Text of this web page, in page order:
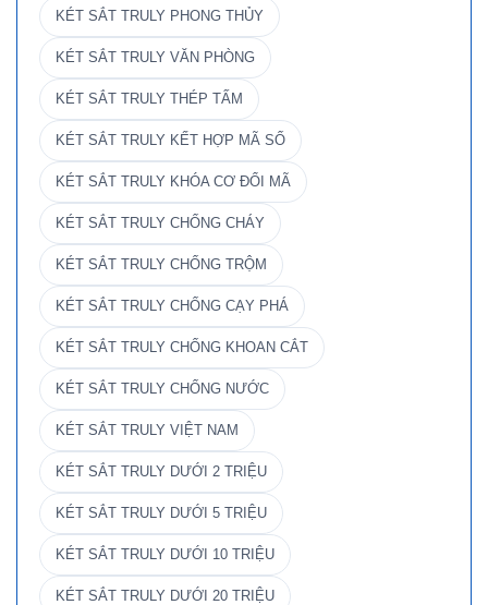
KÉT SẮT TRULY PHONG THỦY
KÉT SẮT TRULY VĂN PHÒNG
KÉT SẮT TRULY THÉP TẤM
KÉT SẮT TRULY KẾT HỢP MÃ SỐ
KÉT SẮT TRULY KHÓA CƠ ĐỔI MÃ
KÉT SẮT TRULY CHỐNG CHÁY
KÉT SẮT TRULY CHỐNG TRỘM
KÉT SẮT TRULY CHỐNG CẠY PHÁ
KÉT SẮT TRULY CHỐNG KHOAN CẮT
KÉT SẮT TRULY CHỐNG NƯỚC
KÉT SẮT TRULY VIỆT NAM
KÉT SẮT TRULY DƯỚI 2 TRIỆU
KÉT SẮT TRULY DƯỚI 5 TRIỆU
KÉT SẮT TRULY DƯỚI 10 TRIỆU
KÉT SẮT TRULY DƯỚI 20 TRIỆU